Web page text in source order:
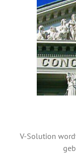
V-Solution